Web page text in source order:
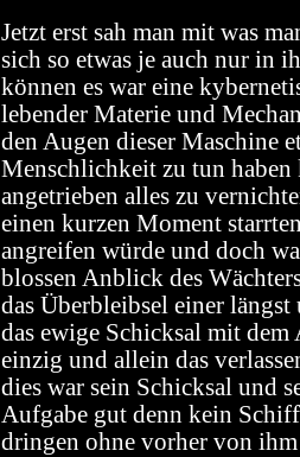
Jetzt erst sah man mit was
sich so etwas je auch nur in
können es war eine
lebender Materie und
den Augen dieser Maschine
Menschlichkeit zu tun
angetrieben alles zu
einen kurzen Moment
angreifen würde und doch
blossen Anblick des
das Überbleibsel einer längst
das ewige Schicksal mit
einzig und allein das
dies war sein Schicksal und
Aufgabe gut denn kein
dringen ohne vorher von